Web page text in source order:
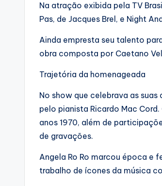
Na atração exibida pela TV
Pas, de Jacques Brel, e Night
Ainda empresta seu talento
obra composta por Caetano
Trajetória da homenageada
No show que celebrava as
pelo pianista Ricardo Mac
anos 1970, além de
de gravações.
Angela Ro Ro marcou época e
trabalho de ícones da música